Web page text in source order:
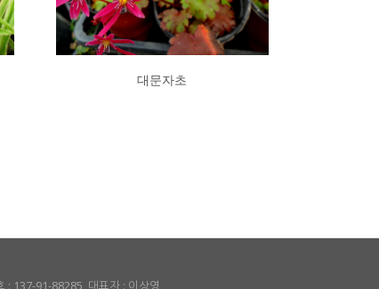
대문자초
137-91-88285, 대표자 : 이상영